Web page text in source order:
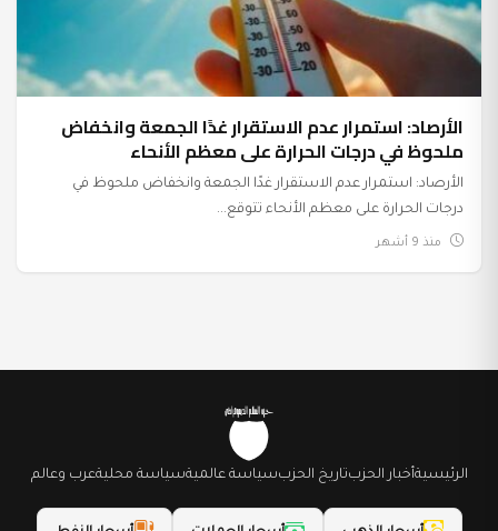
الأرصاد: استمرار عدم الاستقرار غدًا الجمعة وانخفاض
ملحوظ في درجات الحرارة على معظم الأنحاء
الأرصاد: استمرار عدم الاستقرار غدًا الجمعة وانخفاض ملحوظ في
درجات الحرارة على معظم الأنحاء تتوقع...
منذ 9 أشهر
الرئيسيةأخبار الحزبتاريخ الحزبسياسة عالميةسياسة محليةعرب وعالم